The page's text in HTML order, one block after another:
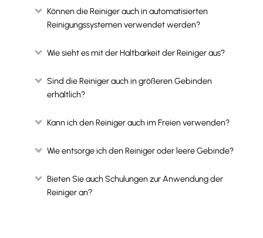
Können die Reiniger auch in automatisierten
Reinigungssystemen verwendet werden?
Wie sieht es mit der Haltbarkeit der Reiniger aus?
Sind die Reiniger auch in größeren Gebinden
erhältlich?
Kann ich den Reiniger auch im Freien verwenden?
Wie entsorge ich den Reiniger oder leere Gebinde?
Bieten Sie auch Schulungen zur Anwendung der
Reiniger an?